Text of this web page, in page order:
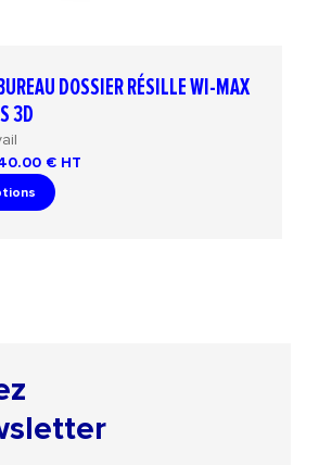
DOSSIER RÉSILLE WI-MAX
3D
€ HT